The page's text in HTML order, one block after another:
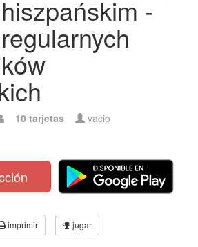
-
10 tarjetas vacio
imprimir jugar